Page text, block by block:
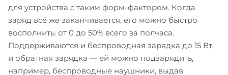
для устройства с таким форм-фактором. Когда
заряд всё же заканчивается, его можно быстро
восполнить: от 0 до 50% всего за полчаса.
Поддерживаются и беспроводная зарядка до 15 Вт,
и обратная зарядка — ей можно подзарядить,
например, беспроводные наушники, выдав